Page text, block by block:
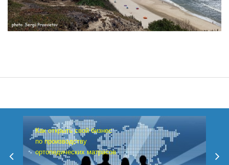
Как открыть свой бизнес
по производству
ортопедических матрасов